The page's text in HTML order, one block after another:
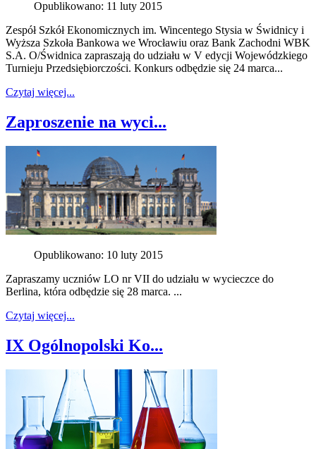
Opublikowano: 11 luty 2015
Zespół Szkół Ekonomicznych im. Wincentego Stysia w Świdnicy i
Wyższa Szkoła Bankowa we Wrocławiu oraz Bank Zachodni WBK
S.A. O/Świdnica zapraszają do udziału w V edycji Wojewódzkiego
Turnieju Przedsiębiorczości. Konkurs odbędzie się 24 marca...
Czytaj więcej...
Zaproszenie na wyci...
Opublikowano: 10 luty 2015
Zapraszamy uczniów LO nr VII do udziału w wycieczce do
Berlina, która odbędzie się 28 marca. ...
Czytaj więcej...
IX Ogólnopolski Ko...